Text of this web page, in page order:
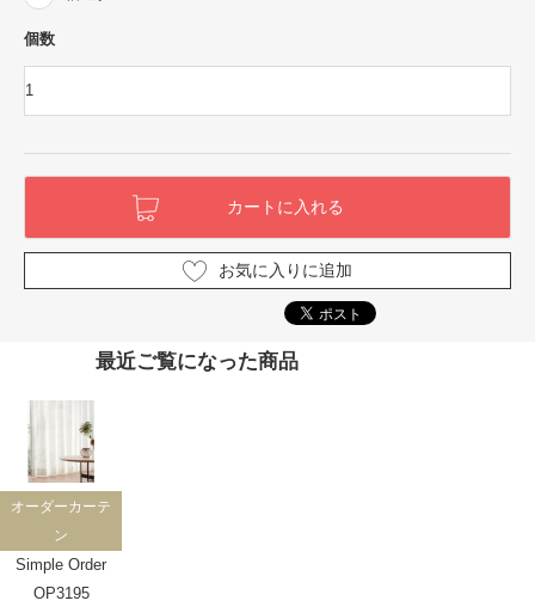
個数
お気に入りに追加
最近ご覧になった商品
オーダーカーテ
ン
Simple Order
OP3195